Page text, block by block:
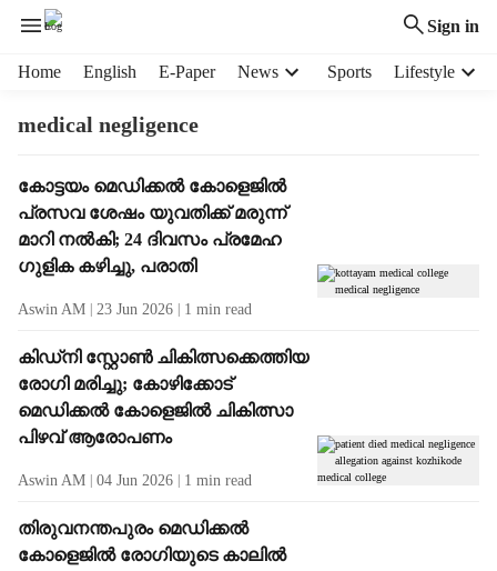
Sign in
Home English E-Paper News Sports Lifestyle
medical negligence
T
a
g
R
s
l
t
s
കോട്ടയം മെഡിക്കൽ കോളെജിൽ
പ്രസവ ശേഷം യുവതിക്ക് മരുന്ന്
മാറി നൽകി; 24 ദിവസം പ്രമേഹ
ഗുളിക കഴിച്ചു, പരാതി
Aswin AM 23 Jun 2026 1 min read
കിഡ്നി സ്റ്റോൺ ചികിത്സക്കെത്തിയ
രോഗി മരിച്ചു; കോഴിക്കോട്
മെഡിക്കൽ കോളെജിൽ ചികിത്സാ
പിഴവ് ആരോപണം
Aswin AM 04 Jun 2026 1 min read
തിരുവനന്തപുരം മെഡിക്കൽ
കോളെജിൽ രോഗിയുടെ കാലിൽ